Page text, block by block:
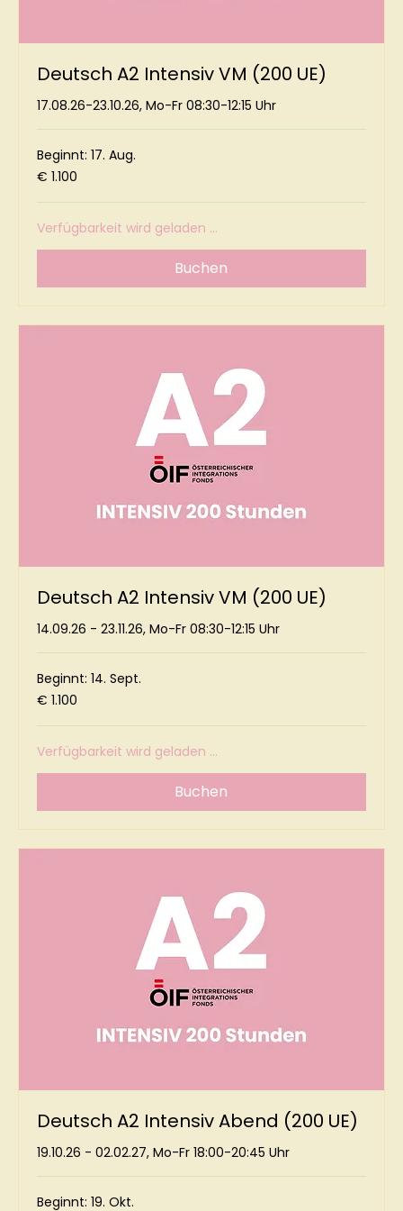
Deutsch A2 Intensiv VM (200 UE)
17.08.26-23.10.26, Mo-Fr 08:30-12:15 Uhr
Beginnt: 17. Aug.
1.100
Euro
€ 1.100
Verfügbarkeit wird geladen ...
Buchen
Deutsch A2 Intensiv VM (200 UE)
14.09.26 - 23.11.26, Mo-Fr 08:30-12:15 Uhr
Beginnt: 14. Sept.
1.100
Euro
€ 1.100
Verfügbarkeit wird geladen ...
Buchen
Deutsch A2 Intensiv Abend (200 UE)
19.10.26 - 02.02.27, Mo-Fr 18:00-20:45 Uhr
Beginnt: 19. Okt.